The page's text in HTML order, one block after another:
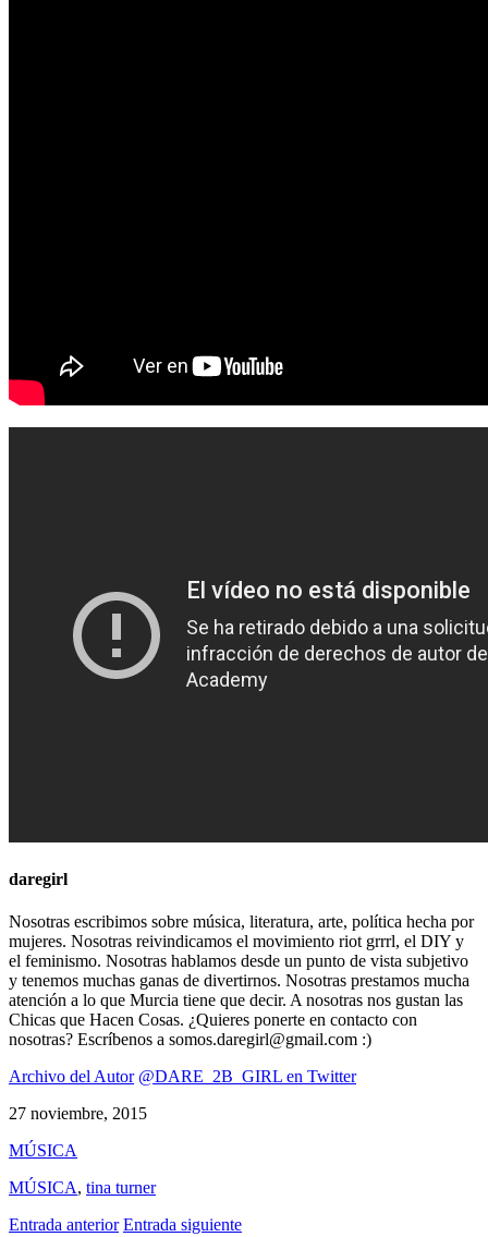
daregirl
Nosotras escribimos sobre música, literatura, arte, política hecha por
mujeres. Nosotras reivindicamos el movimiento riot grrrl, el DIY y
el feminismo. Nosotras hablamos desde un punto de vista subjetivo
y tenemos muchas ganas de divertirnos. Nosotras prestamos mucha
atención a lo que Murcia tiene que decir. A nosotras nos gustan las
Chicas que Hacen Cosas. ¿Quieres ponerte en contacto con
nosotras? Escríbenos a somos.daregirl@gmail.com :)
Archivo del Autor @DARE_2B_GIRL en Twitter
27 noviembre, 2015
MÚSICA
MÚSICA, tina turner
Entrada anterior Entrada siguiente